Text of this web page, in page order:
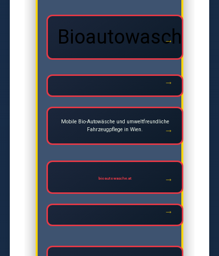
Bioautowasche
Mobile Bio-Autowäsche und umweltfreundliche
Fahrzeugpflege in Wien.
bioautowasche.at